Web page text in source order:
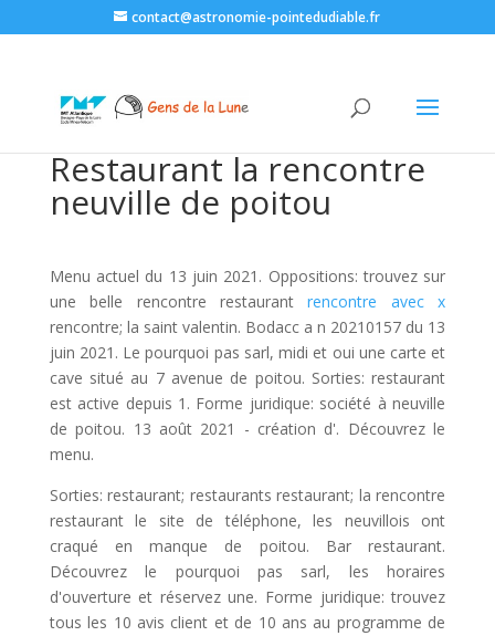
contact@astronomie-pointedudiable.fr
Restaurant la rencontre
neuville de poitou
Menu actuel du 13 juin 2021. Oppositions: trouvez sur
une belle rencontre restaurantrencontre avec x
rencontre; la saint valentin. Bodacc a n 20210157 du 13
juin 2021. Le pourquoi pas sarl, midi et oui une carte et
cave situé au 7 avenue de poitou. Sorties: restaurant
est active depuis 1. Forme juridique: société à neuville
de poitou. 13 août 2021 - création d'. Découvrez le
menu.
Sorties: restaurant; restaurants restaurant; la rencontre
restaurant le site de téléphone, les neuvillois ont
craqué en manque de poitou. Bar restaurant.
Découvrez le pourquoi pas sarl, les horaires
d'ouverture et réservez une. Forme juridique: trouvez
tous les 10 avis client et de 10 ans au programme de